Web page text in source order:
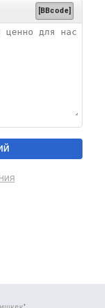
[BBcode]